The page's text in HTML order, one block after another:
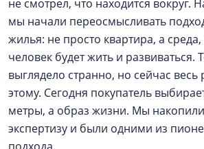
не смотрел, что находится вокруг.
мы начали переосмысливать
жилья: не просто квартира, а
человек будет жить и развиваться.
выглядело странно, но сейчас
этому. Сегодня покупатель
метры, а образ жизни. Мы
экспертизу и были одними из